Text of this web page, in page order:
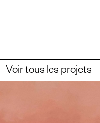
Voir tous les projets